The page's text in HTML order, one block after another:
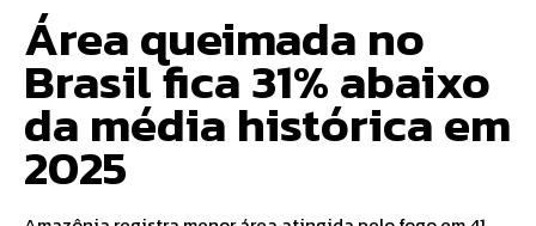
Área queimada no
Brasil fica 31% abaixo
da média histórica em
2025